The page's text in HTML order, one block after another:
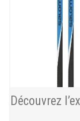
Découvrez